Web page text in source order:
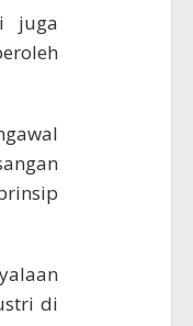
juga
di